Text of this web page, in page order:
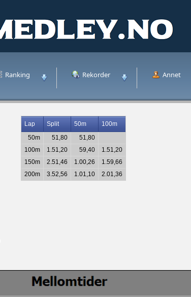
Ranking Rekorder Annet
Lap Split 50m
100m
50m
51,80
51,80
100m
1.51,20 59,40
1.51,20
150m
2.51,46 1.00,26
1.59,66
200m
3.52,56 1.01,10 2.01,36